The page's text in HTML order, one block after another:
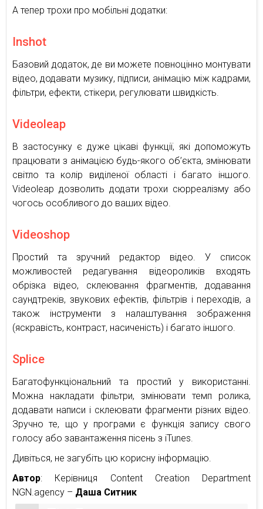
А тепер трохи про мобільні додатки:
Inshot
Базовий додаток, де ви можете повноцінно монтувати
відео, додавати музику, підписи, анімацію між кадрами,
фільтри, ефекти, стікери, регулювати швидкість.
Videoleap
В застосунку є дуже цікаві функції, які допоможуть
працювати з анімацією будь-якого об’єкта, змінювати
світло та колір виділеної області і багато іншого.
Videoleap дозволить додати трохи сюрреалізму або
чогось особливого до ваших відео.
Videoshop
Простий та зручний редактор відео. У список
можливостей редагування відеороликів входять
обрізка відео, склеювання фрагментів, додавання
саундтреків, звукових ефектів, фільтрів і переходів, а
також інструменти з налаштування зображення
(яскравість, контраст, насиченість) і багато іншого.
Splice
Багатофункціональний та простий у використанні.
Можна накладати фільтри, змінювати темп ролика,
додавати написи і склеювати фрагменти різних відео.
Зручно те, що у програми є функція запису свого
голосу або завантаження пісень з iTunes.
Дивіться, не загубіть цю корисну інформацію.
Автор: Керівниця Content Creation Department
NGN.agency – Даша Ситник